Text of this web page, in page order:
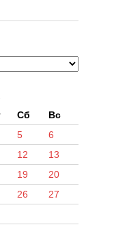
Сб Вс
5
6
12
13
19
20
26
27